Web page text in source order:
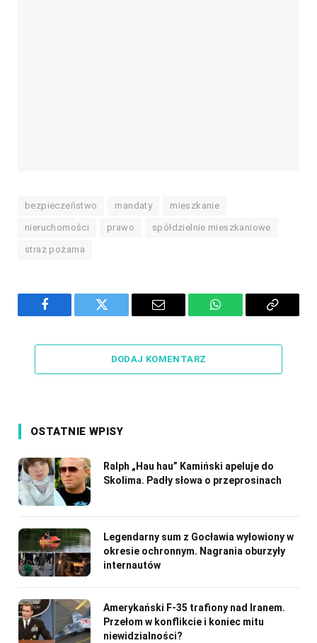
bezpieczeństwo mandaty mieszkanie
nieruchomości prawo spółdzielnie mieszkaniowe
straż pożarna
Facebook Twitter Email WhatsAppCopy
DODAJ KOMENTARZ
OSTATNIE WPISY
Ralph „Hau hau” Kamiński apeluje do
Skolima. Padły słowa o przeprosinach
Legendarny sum z Gocławia wyłowiony w
okresie ochronnym. Nagrania oburzyły
internautów
Amerykański F-35 trafiony nad Iranem.
Przełom w konflikcie i koniec mitu
niewidzialności?